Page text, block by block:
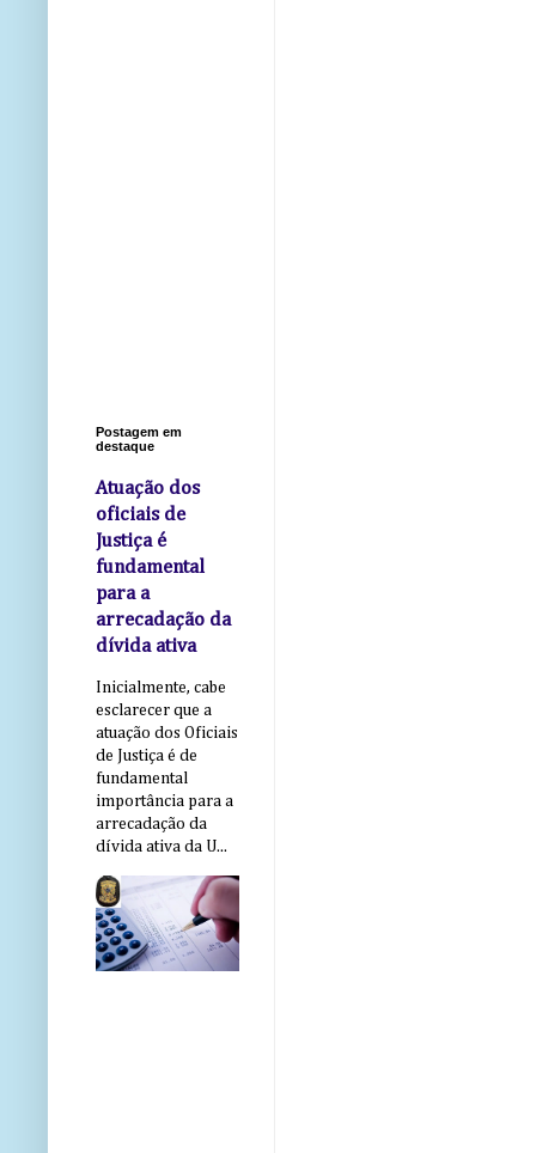
Postagem em
destaque
Atuação dos
oficiais de
Justiça é
fundamental
para a
arrecadação da
dívida ativa
Inicialmente, cabe
esclarecer que a
atuação dos Oficiais
de Justiça é de
fundamental
importância para a
arrecadação da
dívida ativa da U...